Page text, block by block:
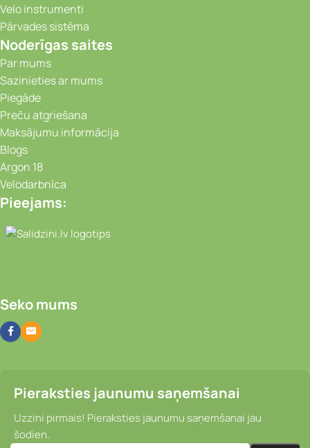
Velo instrumenti
Pārvades sistēma
Noderīgas saites
Par mums
Sazinieties ar mums
Piegāde
Preču atgriešana
Maksājumu informācija
Blogs
Argon 18
Velodarbnīca
Pieejams:
Video novērošanas kameras, Portatīvie
Seko mums
Pieraksties jaunumu saņemšanai
Uzzini pirmais! Pieraksties jaunumu saņemšanai jau
šodien.